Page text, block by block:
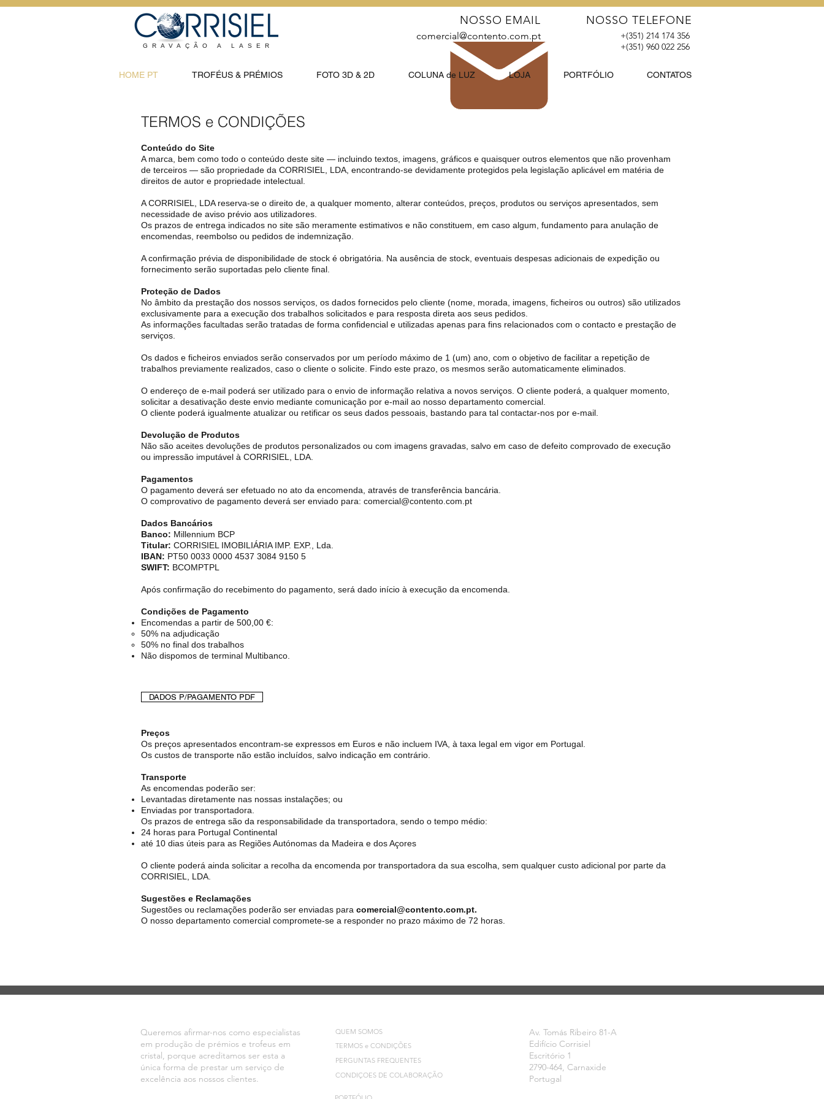
GRAVAÇÃO A LASER
NOSSO EMAIL
comercial@contento.com.pt
NOSSO TELEFONE
+(351) 214 174 356
+(351) 960 022 256
HOME PT TROFÉUS & PRÉMIOS FOTO 3D & 2D COLUNA de LUZ LOJA PORTFÓLIO CONTATOS
TERMOS e CONDIÇÕES
Conteúdo do Site
A marca, bem como todo o conteúdo deste site — incluindo textos, imagens, gráficos e quaisquer outros elementos que não provenham
de terceiros — são propriedade da CORRISIEL, LDA, encontrando-se devidamente protegidos pela legislação aplicável em matéria de
direitos de autor e propriedade intelectual.
A CORRISIEL, LDA reserva-se o direito de, a qualquer momento, alterar conteúdos, preços, produtos ou serviços apresentados, sem
necessidade de aviso prévio aos utilizadores.
Os prazos de entrega indicados no site são meramente estimativos e não constituem, em caso algum, fundamento para anulação de
encomendas, reembolso ou pedidos de indemnização.
A confirmação prévia de disponibilidade de stock é obrigatória. Na ausência de stock, eventuais despesas adicionais de expedição ou
fornecimento serão suportadas pelo cliente final.
Proteção de Dados
No âmbito da prestação dos nossos serviços, os dados fornecidos pelo cliente (nome, morada, imagens, ficheiros ou outros) são utilizados
exclusivamente para a execução dos trabalhos solicitados e para resposta direta aos seus pedidos.
As informações facultadas serão tratadas de forma confidencial e utilizadas apenas para fins relacionados com o contacto e prestação de
serviços.
Os dados e ficheiros enviados serão conservados por um período máximo de 1 (um) ano, com o objetivo de facilitar a repetição de
trabalhos previamente realizados, caso o cliente o solicite. Findo este prazo, os mesmos serão automaticamente eliminados.
O endereço de e-mail poderá ser utilizado para o envio de informação relativa a novos serviços. O cliente poderá, a qualquer momento,
solicitar a desativação deste envio mediante comunicação por e-mail ao nosso departamento comercial.
O cliente poderá igualmente atualizar ou retificar os seus dados pessoais, bastando para tal contactar-nos por e-mail.
Devolução de Produtos
Não são aceites devoluções de produtos personalizados ou com imagens gravadas, salvo em caso de defeito comprovado de execução
ou impressão imputável à CORRISIEL, LDA.
Pagamentos
O pagamento deverá ser efetuado no ato da encomenda, através de transferência bancária.
O comprovativo de pagamento deverá ser enviado para: comercial@contento.com.pt
Dados Bancários
Banco: Millennium BCP
Titular: CORRISIEL IMOBILIÁRIA IMP. EXP., Lda.
IBAN: PT50 0033 0000 4537 3084 9150 5
SWIFT: BCOMPTPL
Após confirmação do recebimento do pagamento, será dado início à execução da encomenda.
Condições de Pagamento
Encomendas a partir de 500,00 €:
50% na adjudicação
50% no final dos trabalhos
Não dispomos de terminal Multibanco.
Preços
Os preços apresentados encontram-se expressos em Euros e não incluem IVA, à taxa legal em vigor em Portugal.
Os custos de transporte não estão incluídos, salvo indicação em contrário.
Transporte
As encomendas poderão ser:
Levantadas diretamente nas nossas instalações; ou
Enviadas por transportadora.
Os prazos de entrega são da responsabilidade da transportadora, sendo o tempo médio:
24 horas para Portugal Continental
até 10 dias úteis para as Regiões Autónomas da Madeira e dos Açores
O cliente poderá ainda solicitar a recolha da encomenda por transportadora da sua escolha, sem qualquer custo adicional por parte da
CORRISIEL, LDA.
Sugestões e Reclamações
Sugestões ou reclamações poderão ser enviadas para comercial@contento.com.pt.
O nosso departamento comercial compromete-se a responder no prazo máximo de 72 horas.
DADOS P/PAGAMENTO PDF
Queremos afirmar-nos como especialistas
em produção de prémios e trofeus em
cristal, porque acreditamos ser esta a
única forma de prestar um serviço de
excelência aos nossos clientes.
QUEM SOMOS
TERMOS e CONDIÇÕES
PERGUNTAS FREQUENTES
CONDIÇOES DE COLABORAÇÃO
Av. Tomás Ribeiro 81-A
Edifício Corrisiel
Escritório 1
2790-464, Carnaxide
Portugal